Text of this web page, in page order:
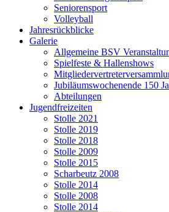
Seniorensport
Volleyball
Jahresrückblicke
Galerie
Allgemeine BSV
Spielfeste & Hallenshows
Jubiläumswochenende 150
Abteilungen
Jugendfreizeiten
Stolle 2021
Stolle 2019
Stolle 2018
Stolle 2009
Stolle 2015
Scharbeutz 2008
Stolle 2014
Stolle 2008
Stolle 2014